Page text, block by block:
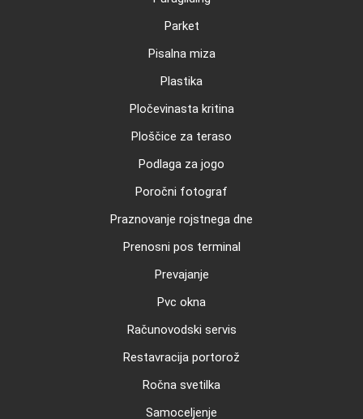
Parket
Pisalna miza
Plastika
Pločevinasta kritina
Ploščice za teraso
Podlaga za jogo
Poročni fotograf
Praznovanje rojstnega dne
Prenosni pos terminal
Prevajanje
Pvc okna
Računovodski servis
Restavracija portorož
Ročna svetilka
Samoceljenje